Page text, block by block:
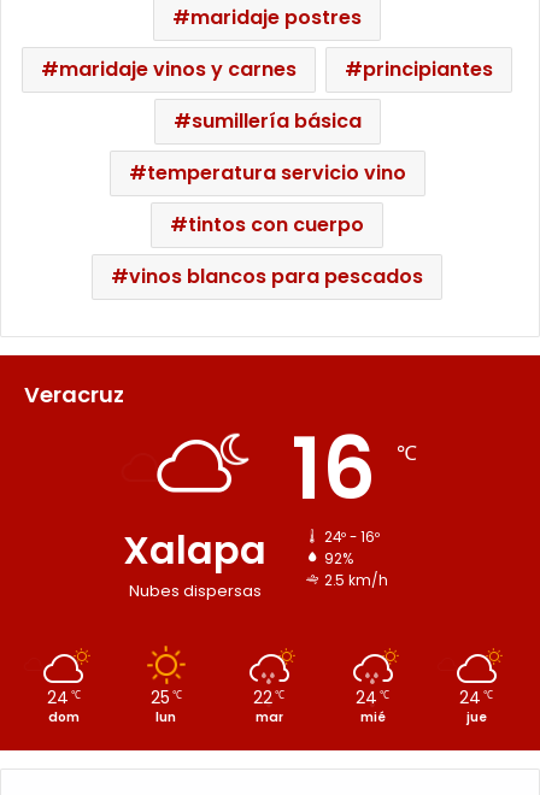
maridaje postres
maridaje vinos y carnes
principiantes
sumillería básica
temperatura servicio vino
tintos con cuerpo
vinos blancos para pescados
Veracruz
Xalapa
Nubes dispersas
16 ℃
24º - 16º
92%
2.5 km/h
24 ℃
dom
25 ℃
lun
22℃
mar
24 ℃
mié
24 ℃
jue